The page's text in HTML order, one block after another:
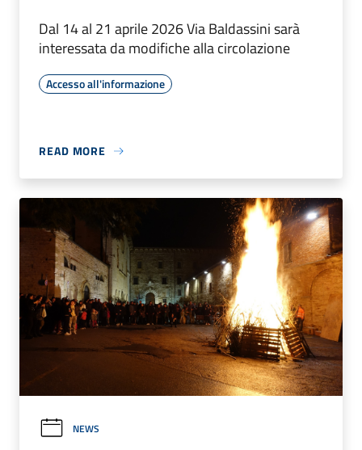
Dal 14 al 21 aprile 2026 Via Baldassini sarà
interessata da modifiche alla circolazione
Accesso all'informazione
READ MORE
NEWS